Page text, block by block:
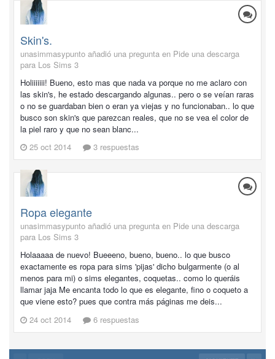
Skin's.
unasimmasypunto añadió una pregunta en Pide una descarga
para Los Sims 3
Holiiiiiii! Bueno, esto mas que nada va porque no me aclaro con
las skin's, he estado descargando algunas.. pero o se veían raras
o no se guardaban bien o eran ya viejas y no funcionaban.. lo que
busco son skin's que parezcan reales, que no se vea el color de
la piel raro y que no sean blanc...
25 oct 2014
3 respuestas
Ropa elegante
unasimmasypunto añadió una pregunta en Pide una descarga
para Los Sims 3
Holaaaaa de nuevo! Bueeeno, bueno, bueno.. lo que busco
exactamente es ropa para sims 'pijas' dicho bulgarmente (o al
menos para mi) o sims elegantes, coquetas.. como lo queráis
llamar jaja Me encanta todo lo que es elegante, fino o coqueto a
que viene esto? pues que contra más páginas me deis...
24 oct 2014
6 respuestas